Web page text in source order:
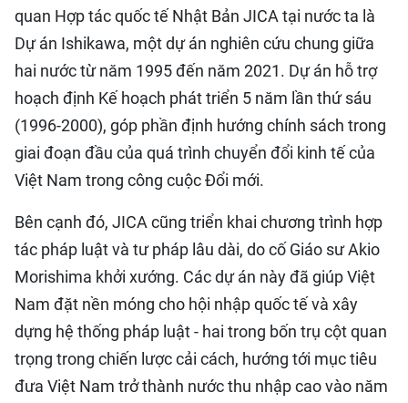
quan Hợp tác quốc tế Nhật Bản JICA tại nước ta là
Dự án Ishikawa, một dự án nghiên cứu chung giữa
hai nước từ năm 1995 đến năm 2021. Dự án hỗ trợ
hoạch định Kế hoạch phát triển 5 năm lần thứ sáu
(1996-2000), góp phần định hướng chính sách trong
giai đoạn đầu của quá trình chuyển đổi kinh tế của
Việt Nam trong công cuộc Đổi mới.
Bên cạnh đó, JICA cũng triển khai chương trình hợp
tác pháp luật và tư pháp lâu dài, do cố Giáo sư Akio
Morishima khởi xướng. Các dự án này đã giúp Việt
Nam đặt nền móng cho hội nhập quốc tế và xây
dựng hệ thống pháp luật - hai trong bốn trụ cột quan
trọng trong chiến lược cải cách, hướng tới mục tiêu
đưa Việt Nam trở thành nước thu nhập cao vào năm